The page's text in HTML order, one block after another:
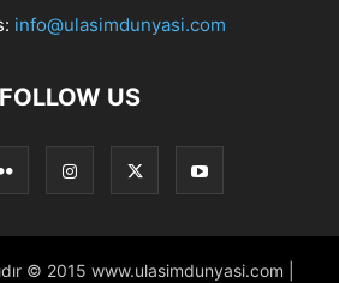
info@ulasimdunyasi.com
FOLLOW US
© 2015 www.ulasimdunyasi.com |